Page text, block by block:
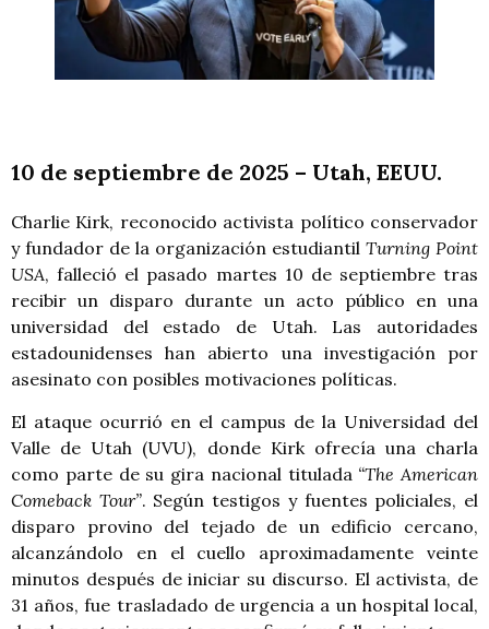
10 de septiembre de 2025 – Utah, EEUU.
Charlie Kirk, reconocido activista político conservador
y fundador de la organización estudiantil Turning Point
USA, falleció el pasado martes 10 de septiembre tras
recibir un disparo durante un acto público en una
universidad del estado de Utah. Las autoridades
estadounidenses han abierto una investigación por
asesinato con posibles motivaciones políticas.
El ataque ocurrió en el campus de la Universidad del
Valle de Utah (UVU), donde Kirk ofrecía una charla
como parte de su gira nacional titulada “The American
Comeback Tour”. Según testigos y fuentes policiales, el
disparo provino del tejado de un edificio cercano,
alcanzándolo en el cuello aproximadamente veinte
minutos después de iniciar su discurso. El activista, de
31 años, fue trasladado de urgencia a un hospital local,